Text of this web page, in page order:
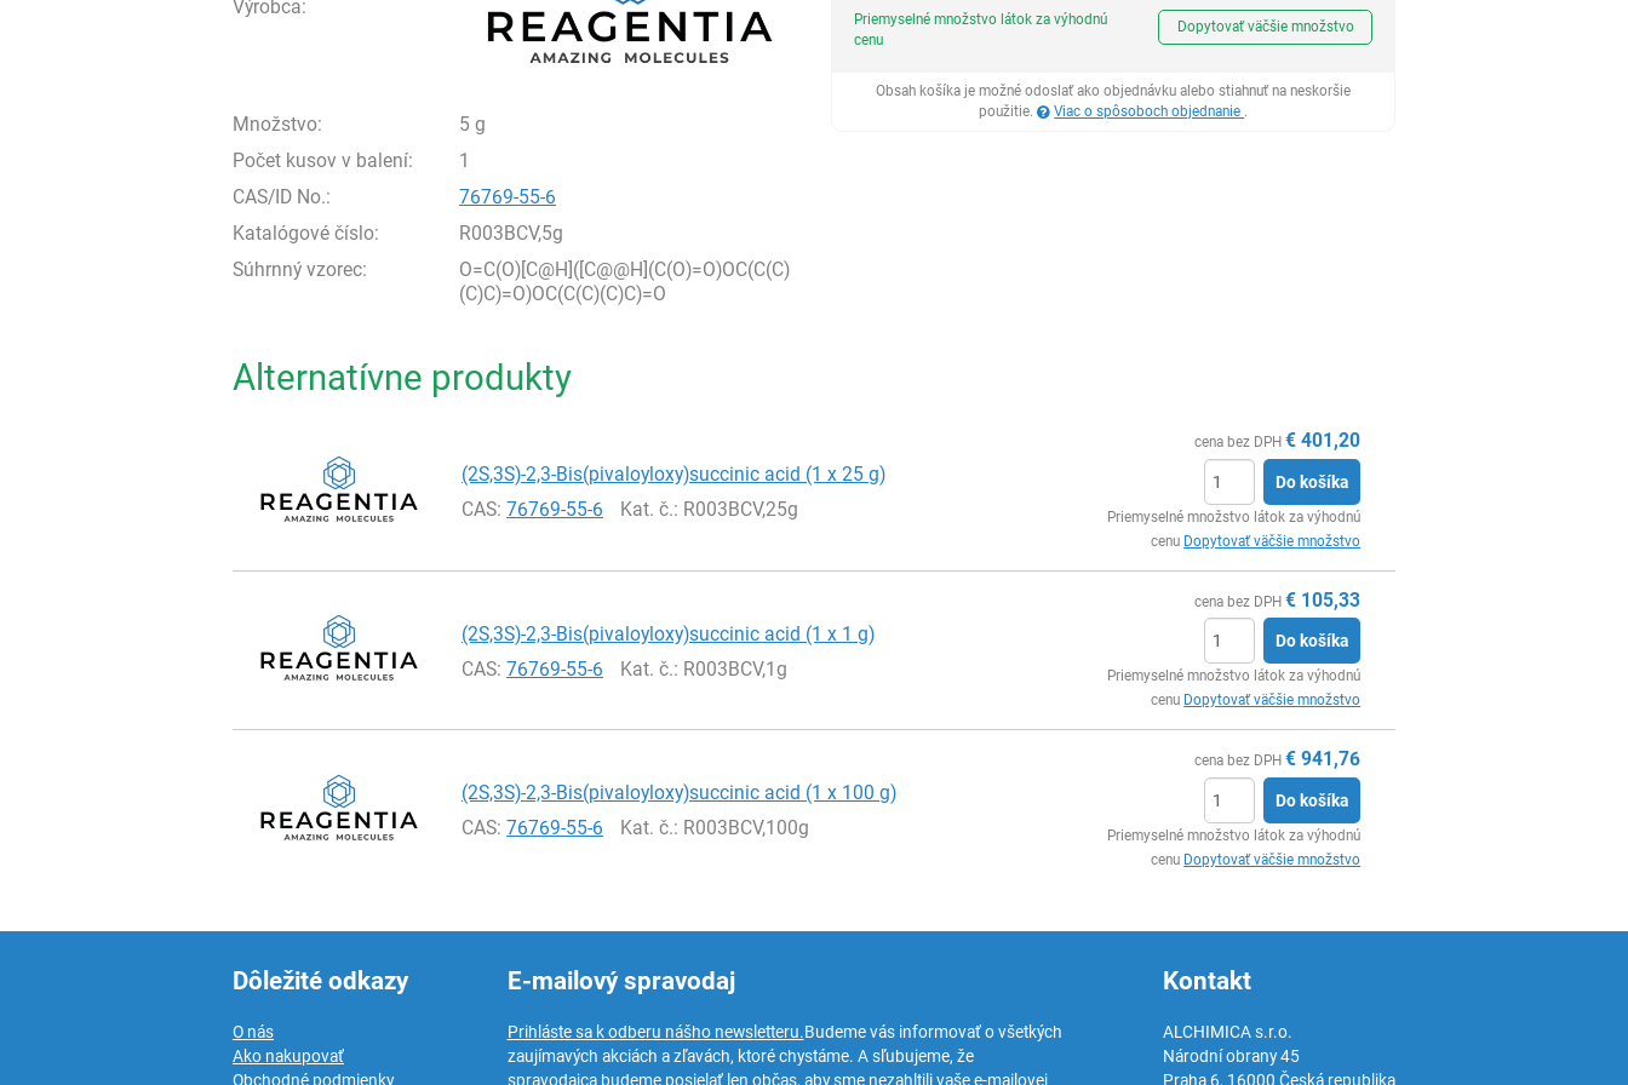
Výrobca:
Množstvo:
5 g
Počet kusov v balení:
1
CAS/ID No.:
76769-55-6
Katalógové číslo:
R003BCV,5g
Súhrnný vzorec:
O=C(O)[C@H]([C@@H](C(O)=O)OC(C(C)
(C)C)=O)OC(C(C)(C)C)=O
Ks
Priemyselné množstvo látok za výhodnú
cenu
Dopytovať väčšie množstvo
Obsah košíka je možné odoslať ako objednávku alebo stiahnuť na neskoršie
použitie.
Viac o spôsoboch objednanie .
Alternatívne produkty
(2S,3S)-2,3-Bis(pivaloyloxy)succinic acid (1 x 25 g)
CAS:76769-55-6 Kat. č.: R003BCV,25g
cena bez DPH € 401,20
Do košíka
Priemyselné množstvo látok za výhodnú
cenu Dopytovať väčšie množstvo
(2S,3S)-2,3-Bis(pivaloyloxy)succinic acid (1 x 1 g)
CAS:76769-55-6 Kat. č.: R003BCV,1g
cena bez DPH € 105,33
Do košíka
Priemyselné množstvo látok za výhodnú
cenu Dopytovať väčšie množstvo
(2S,3S)-2,3-Bis(pivaloyloxy)succinic acid (1 x 100 g)
CAS:76769-55-6 Kat. č.: R003BCV,100g
cena bez DPH € 941,76
Do košíka
Priemyselné množstvo látok za výhodnú
cenu Dopytovať väčšie množstvo
Dôležité odkazy
O nás
Ako nakupovať
Obchodné podmienky
E-mailový spravodaj
Prihláste sa k odberu nášho newsletteru.Budeme vás informovať o všetkých
zaujímavých akciách a zľavách, ktoré chystáme. A sľubujeme, že
spravodajca budeme posielať len občas, aby sme nezahltili vaše e-mailovej
Kontakt
ALCHIMICA s.r.o.
Národní obrany 45
Praha 6, 16000 Česká republika